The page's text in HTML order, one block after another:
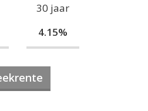
30 jaar
4.15%